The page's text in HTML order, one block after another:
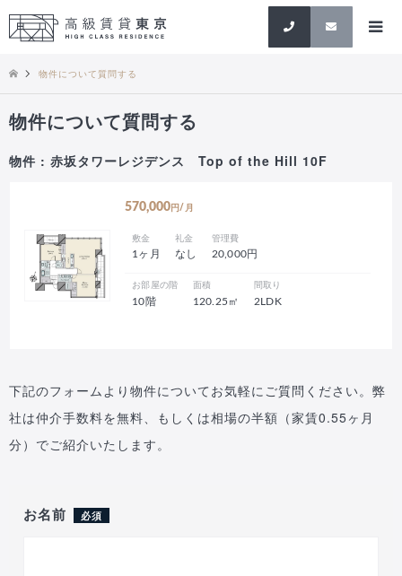
検索
物件について質問する
物件について質問する
物件 : 赤坂タワーレジデンス Top of the Hill 10F
570,000 円/月
敷金
1ヶ月
礼金
なし
管理費
20,000円
お部屋の階
10階
面積
120.25㎡
間取り
2LDK
下記のフォームより物件についてお気軽にご質問ください。弊
社は仲介手数料を無料、もしくは相場の半額（家賃0.55ヶ月
分）でご紹介いたします。
お名前 必須